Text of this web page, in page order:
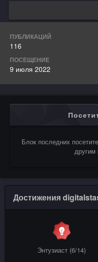
ПУБЛИКАЦИЙ
116
ПОСЕЩЕНИЕ
9 июля 2022
Блок последних
другим
Достижения
Энтузиаст (6/14)